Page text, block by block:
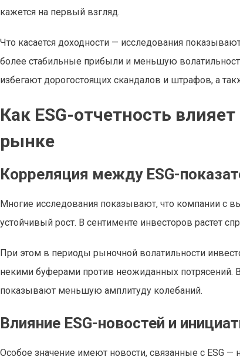
кажется на первый взгляд.
Что касается доходности — исследования
более стабильные прибыли и меньшую
избегают дорогостоящих скандалов и штрафов, а
Как ESG-отчетность
рынке
Корреляция между ESG-
Многие исследования показывают, что компании с
устойчивый рост. В сентименте инвесторов растет
При этом в периоды рыночной волатильности
некими буферами против неожиданных потрясений.
показывают меньшую амплитуду колебаний.
Влияние ESG-новостей и
Особое значение имеют новости, связанные с ESG —